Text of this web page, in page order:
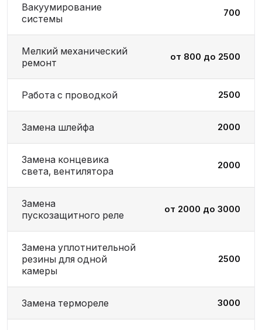
Вакуумирование
системы
700
Мелкий механический
ремонт
от 800 до 2500
Работа с проводкой 2500
Замена шлейфа 2000
Замена концевика
света, вентилятора
2000
Замена
пускозащитного реле
от 2000 до 3000
Замена уплотнительной
резины для одной
камеры
2500
Замена термореле 3000